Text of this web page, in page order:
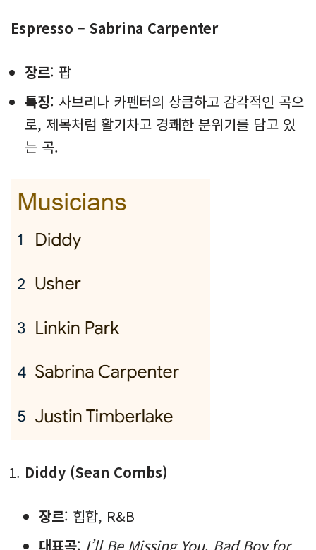
Espresso – Sabrina Carpenter
장르: 팝
특징: 사브리나 카펜터의 상큼하고 감각적인 곡으
로, 제목처럼 활기차고 경쾌한 분위기를 담고 있
는 곡.
Diddy (Sean Combs)
장르: 힙합, R&B
대표곡: I’ll Be Missing You, Bad Boy for